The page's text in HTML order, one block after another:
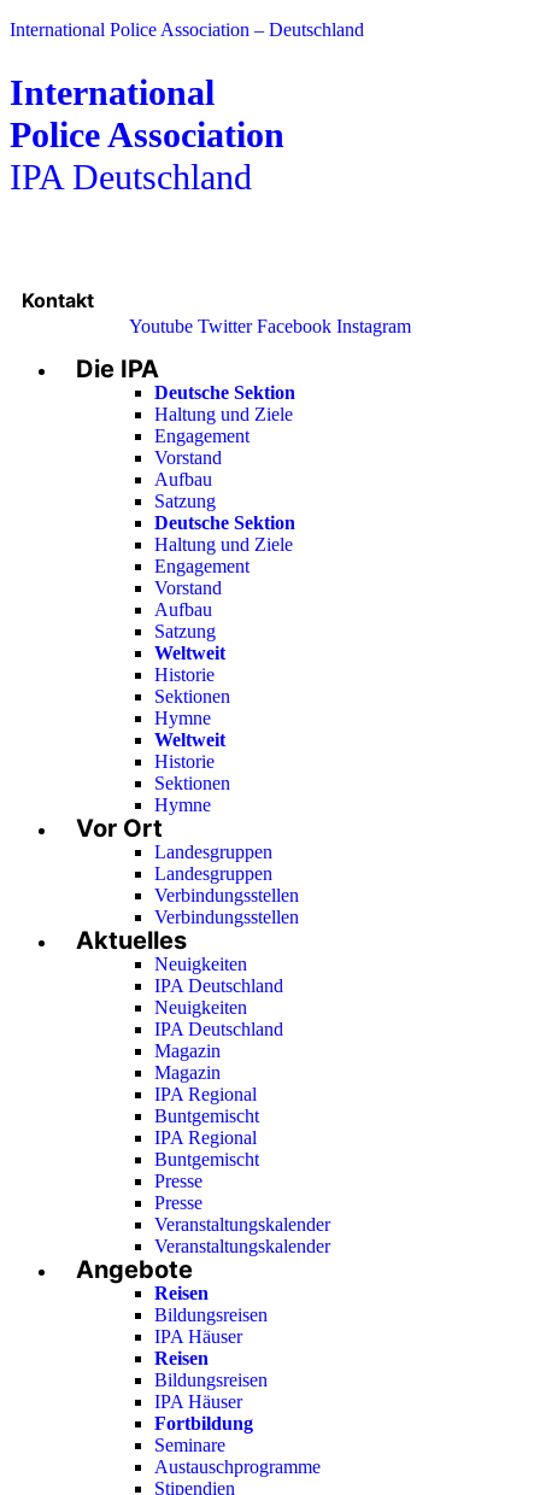
International Police Association – Deutschland
International
Police Association
IPA Deutschland
Kontakt
Youtube Twitter Facebook Instagram
Menu
Die IPA
Deutsche Sektion
Haltung und Ziele
Engagement
Vorstand
Aufbau
Satzung
Deutsche Sektion
Haltung und Ziele
Engagement
Vorstand
Aufbau
Satzung
Weltweit
Historie
Sektionen
Hymne
Weltweit
Historie
Sektionen
Hymne
Vor Ort
Landesgruppen
Landesgruppen
Verbindungsstellen
Verbindungsstellen
Aktuelles
Neuigkeiten
IPA Deutschland
Neuigkeiten
IPA Deutschland
Magazin
Magazin
IPA Regional
Buntgemischt
IPA Regional
Buntgemischt
Presse
Presse
Veranstaltungskalender
Veranstaltungskalender
Angebote
Reisen
Bildungsreisen
IPA Häuser
Reisen
Bildungsreisen
IPA Häuser
Fortbildung
Seminare
Austauschprogramme
Stipendien